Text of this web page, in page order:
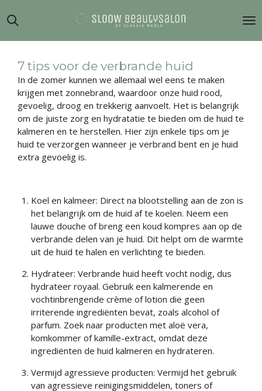
direct
hoofdinhoud
7 tips voor de verbrande huid
In de zomer kunnen we allemaal wel eens te maken
krijgen met zonnebrand, waardoor onze huid rood,
gevoelig, droog en trekkerig aanvoelt. Het is belangrijk
om de juiste zorg en hydratatie te bieden om de huid te
kalmeren en te herstellen. Hier zijn enkele tips om je
huid te verzorgen wanneer je verbrand bent en je huid
extra gevoelig is.
Koel en kalmeer: Direct na blootstelling aan de zon is
het belangrijk om de huid af te koelen. Neem een
lauwe douche of breng een koud kompres aan op de
verbrande delen van je huid. Dit helpt om de warmte
uit de huid te halen en verlichting te bieden.
Hydrateer: Verbrande huid heeft vocht nodig, dus
hydrateer royaal. Gebruik een kalmerende en
vochtinbrengende crème of lotion die geen
irriterende ingrediënten bevat, zoals alcohol of
parfum. Zoek naar producten met aloë vera,
komkommer of kamille-extract, omdat deze
ingrediënten de huid kalmeren en hydrateren.
Vermijd agressieve producten: Vermijd het gebruik
van agressieve reinigingsmiddelen, toners of